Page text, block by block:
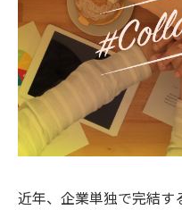
近年、企業単独で完結す